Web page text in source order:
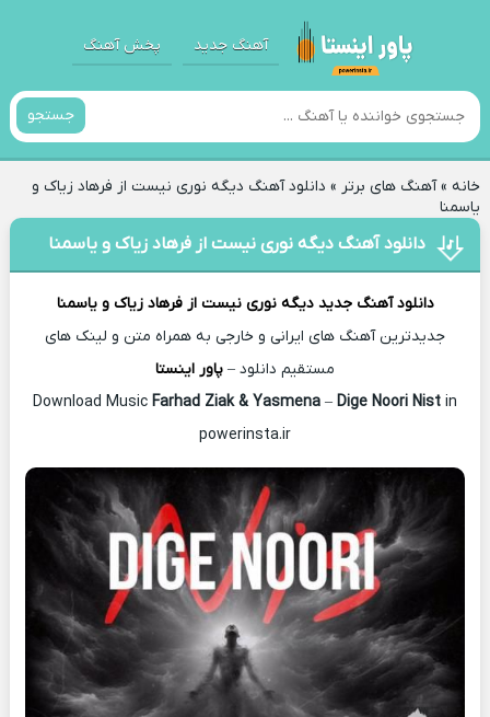
آهنگ جدید پخش آهنگ
جستجو
خانه»آهنگ های برتر » دانلود آهنگ دیگه نوری نیست از فرهاد زیاک و
یاسمنا
دانلود آهنگ دیگه نوری نیست از فرهاد زیاک و یاسمنا
دانلود آهنگ جدید دیگه نوری نیست ازفرهاد زیاک و یاسمنا
جدیدترین آهنگ های ایرانی و خارجی به همراه متن و لینک های
مستقیم دانلود – پاور اینستا
Farhad Ziak & Yasmena– Dige Noori Nist in
powerinsta.ir